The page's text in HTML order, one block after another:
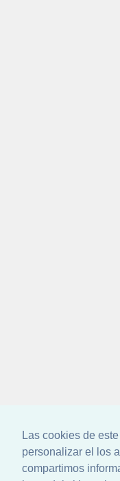
Las cookies de
personalizar el los
compartimos